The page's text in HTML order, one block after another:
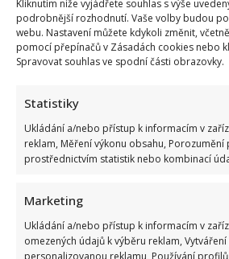
Kliknutím níže vyjádřete souhlas s výše
podrobnější rozhodnutí. Vaše volby budou
webu. Nastavení můžete kdykoli změnit,
pomocí přepínačů v Zásadách cookies nebo
Spravovat souhlas ve spodní části obrazovky.
Statistiky
Ukládání a/nebo přístup k informacím v
reklam, Měření výkonu obsahu, Porozumění
prostřednictvím statistik nebo kombinací
Marketing
Ukládání a/nebo přístup k informacím v
omezených údajů k výběru reklam,
personalizovanou reklamu, Používání